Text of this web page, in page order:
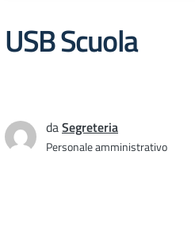
USB Scuola
daSegreteria
Personale amministrativo